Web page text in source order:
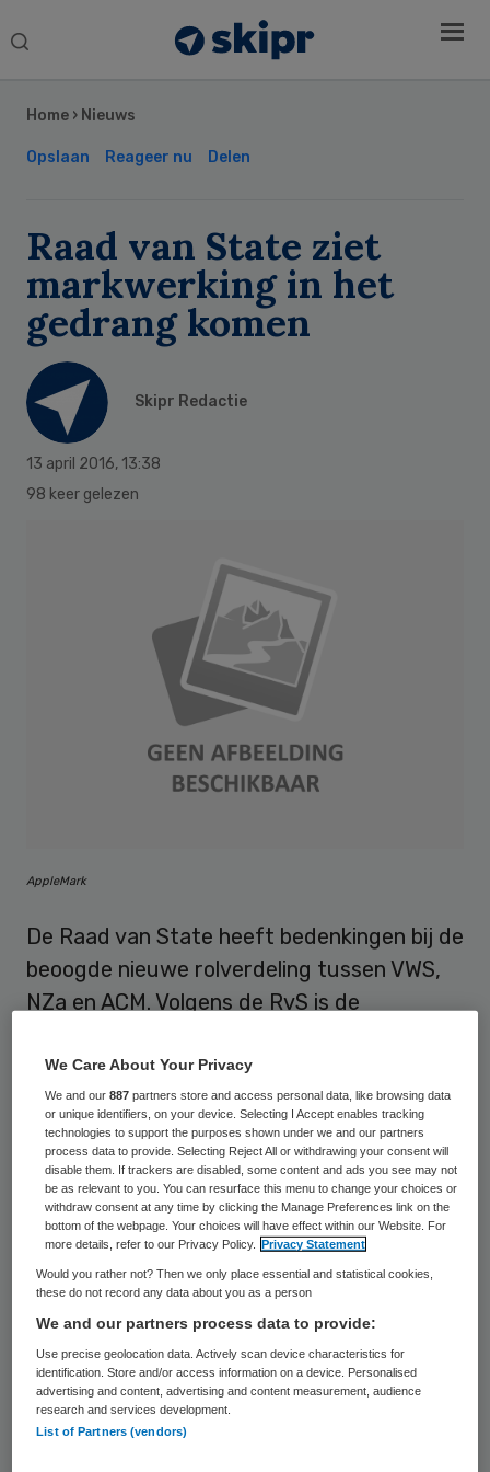
Search
Home › Nieuws
Opslaan Reageer nu Delen
Raad van State ziet
markwerking in het
gedrang komen
Skipr Redactie
13 april 2016, 13:38
98 keer gelezen
AppleMark
De Raad van State heeft bedenkingen bij de
beoogde nieuwe rolverdeling tussen VWS,
NZa en ACM. Volgens de RvS is de
waardoor budgettaire overwegingen
marktwerking in de zorg kunnen verdringen.
Ook dreigt het fusietoezicht te worden
aangetast als het ministerie naar eigen
inzicht nadere regels kan opstellen rond
aanmerkelijke marktmacht.
Minister Schippers van VWS heeft op 12 april
bij de Tweede Kamer een wetsvoorstel
ingediend metwijzigingen van de Wet
marktordening gezondheidszorg (Wmg).
wetswijziging heef tot doel om de
Sidebar
We Care About Your Privacy
We and our887 partners store and access personal data, like browsing data
or unique identifiers, on your device. Selecting I Accept enables tracking
technologies to support the purposes shown under we and our partners
process data to provide. Selecting Reject All or withdrawing your consent will
disable them. If trackers are disabled, some content and ads you see may not
be as relevant to you. You can resurface this menu to change your choices or
withdraw consent at any time by clicking the Manage Preferences link on the
bottom of the webpage. Your choices will have effect within our Website. For
more details, refer to our Privacy Policy.
Privacy Statement
Would you rather not? Then we only place essential and statistical cookies,
these do not record any data about you as a person
We and our partners process data to provide:
Use precise geolocation data. Actively scan device characteristics for
identification. Store and/or access information on a device. Personalised
advertising and content, advertising and content measurement, audience
research and services development.
List of Partners (vendors)